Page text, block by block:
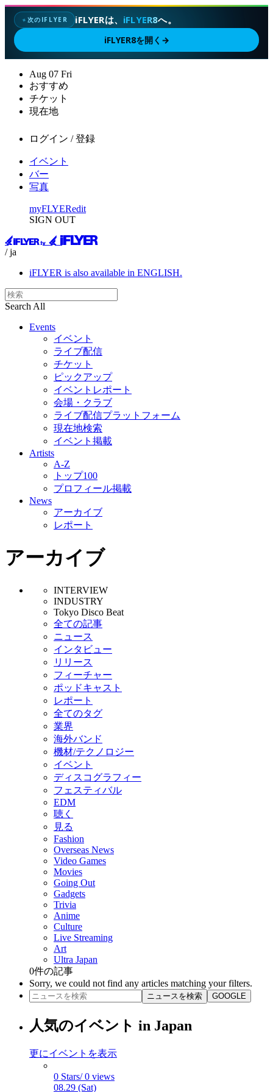
✦次のIFLYER iFLYERは、 iFLYER8へ。
iFLYER8を開く →
Aug 07 Fri
おすすめ
チケット
現在地
ログイン / 登録
イベント
バー
写真
myFLYERedit
SIGN OUT
/ ja
iFLYER is also available in ENGLISH.
Search All
Events
イベント
ライブ配信
チケット
ピックアップ
イベントレポート
会場・クラブ
ライブ配信プラットフォーム
現在地検索
イベント掲載
Artists
A-Z
トップ100
プロフィール掲載
News
アーカイブ
レポート
アーカイブ
INTERVIEW
INDUSTRY
Tokyo Disco Beat
全ての記事
ニュース
インタビュー
リリース
フィーチャー
ポッドキャスト
レポート
全てのタグ
業界
海外バンド
機材/テクノロジー
イベント
ディスコグラフィー
フェスティバル
EDM
聴く
見る
Fashion
Overseas News
Video Games
Movies
Going Out
Gadgets
Trivia
Anime
Culture
Live Streaming
Art
Ultra Japan
0件の記事
Sorry, we could not find any articles matching your filters.
ニュースを検索 GOOGLE
人気のイベント in Japan
更にイベントを表示
0 Stars/ 0 views
08.29 (Sat)